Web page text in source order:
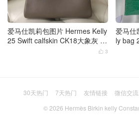
爱马仕凯莉包图片 Hermes Kelly
25 Swift calfskin CK18大象灰 金
 3
爱马仕
ly bag
30天热门 7天热门 友情链接 微信交流
© 2026 Hermès Birkin kelly